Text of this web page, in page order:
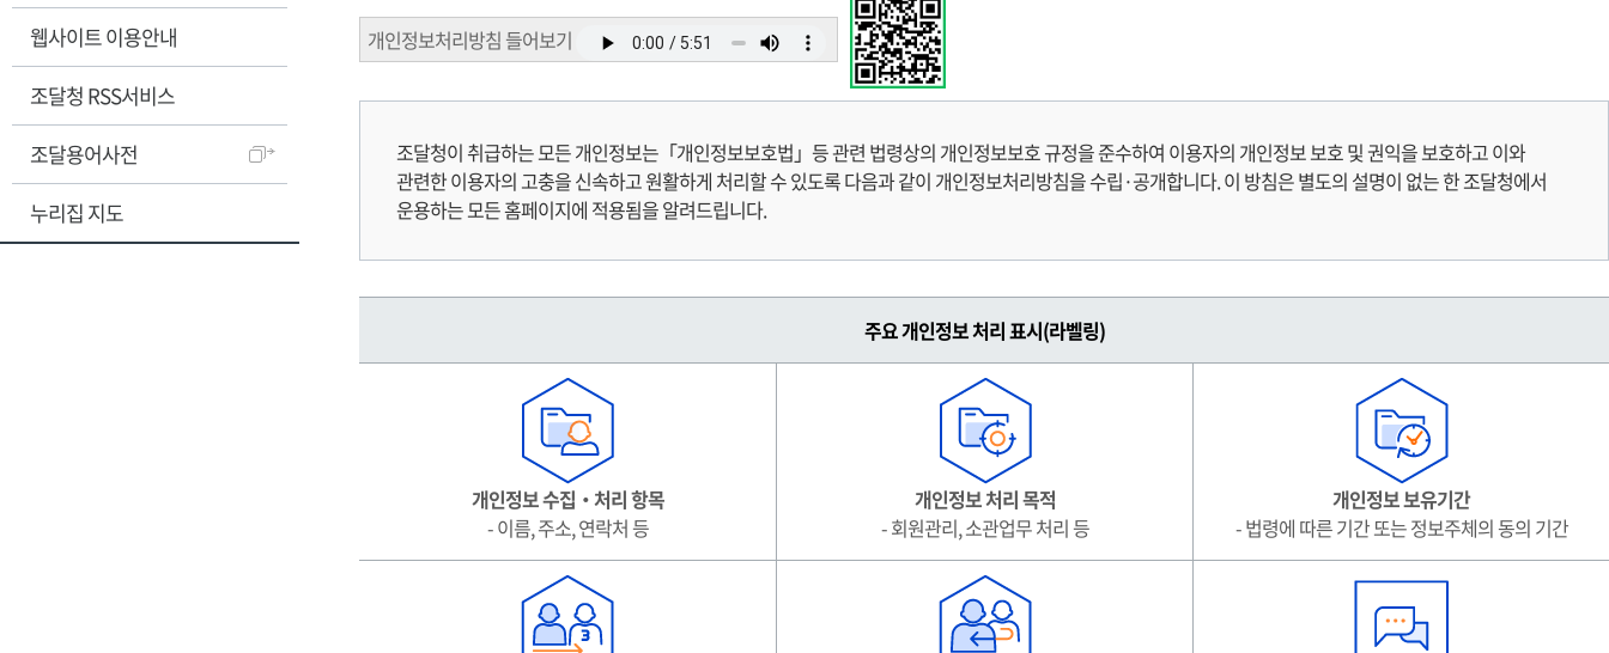
웹사이트 이용안내
조달청 RSS서비스
조달용어사전
누리집 지도
개인정보처리방침 들어보기
조달청이 취급하는 모든 개인정보는「개인정보보호법」등 관련 법령상의 개인정보보호 규정을 준수하여 이용자의 개인정보 보호 및 권익을 보호하고 이와
관련한 이용자의 고충을 신속하고 원활하게 처리할 수 있도록 다음과 같이 개인정보처리방침을 수립·공개합니다. 이 방침은 별도의 설명이 없는 한 조달청에서
운용하는 모든 홈페이지에 적용됨을 알려드립니다.
개
시
주요 개인정보 처리 표시(라벨링)
개인정보 수집‧처리 항목
- 이름, 주소, 연락처 등
개인정보 처리 목적
- 회원관리, 소관업무 처리 등
개인정보 보유기간
- 법령에 따른 기간 또는 정보주체의 동의 기간